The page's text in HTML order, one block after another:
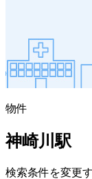
物件
神崎川駅
検索条件を変更